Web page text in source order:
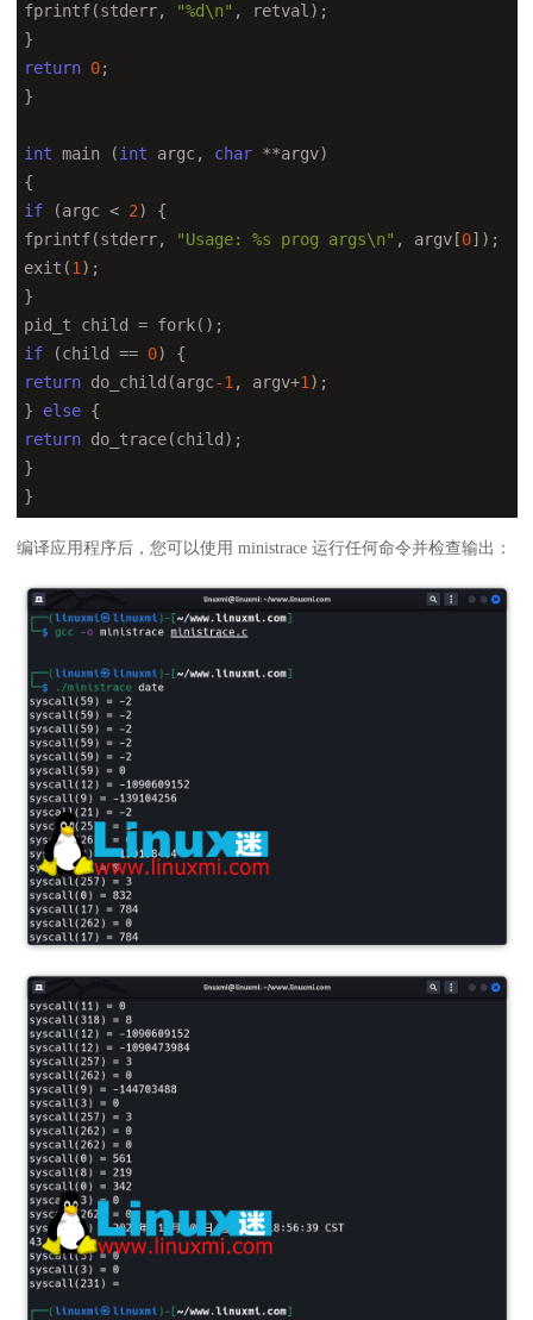
fprintf(stderr,
"%d\n" , retval);
return 0;
}
int main (int argc, char **argv)
if (argc < 2) {
fprintf(stderr,
"Usage: %s prog args\n" , argv[0]);
exit(1 );
}
if (child == 0
return do_child(argc-1 , argv+1 );
} else
return do_trace(child);
}
}
编译应用程序后，您可以使用 ministrace 运行任何命令并检查输出：